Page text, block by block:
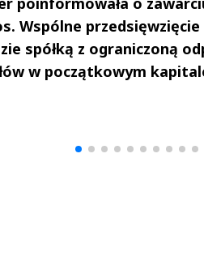
Wspólne
spółką z ograniczoną
w początkowym